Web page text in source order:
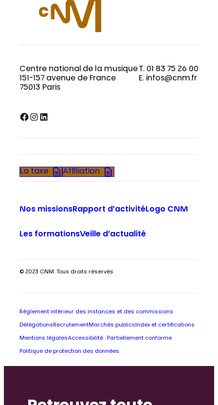
Centre national de la musique
151-157 avenue de France
75013 Paris
T. 01 83 75 26 00
E. infos@cnm.fr
Facebook InstagramLinkedIn
La taxe Affiliation
Nos missionsRapport d’activitéLogo CNM
Les formationsVeille d’actualité
© 2023 CNM. Tous droits réservés
Règlement intérieur des instances et des commissions
Délégations RecrutementMarchés publics Index et certifications
Mentions légalesAccessibilité : Partiellement conforme
Politique de protection des données